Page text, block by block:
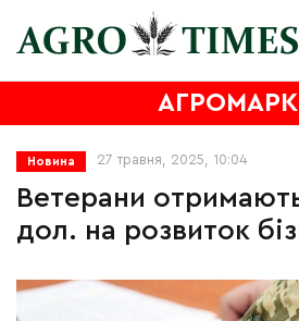
Новина 27 травня, 2025, 10:04
Ветерани
дол. на розвиток